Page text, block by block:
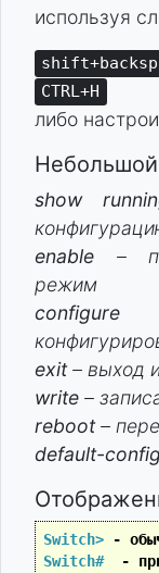
используя
CTRL+H
либо
show
enable –
режим
configure –
exit– выход
write –
reboot–
default-config
Switch> -
Switch#
-